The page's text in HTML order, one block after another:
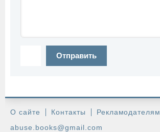
Отправить
О сайте Контакты
Рекламодателям
abuse.books@gmail.com